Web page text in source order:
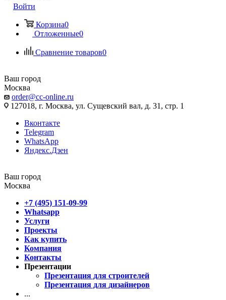
Войти
Корзина0
Отложенные0
Сравнение товаров0
Ваш город
Москва
order@cc-online.ru
127018, г. Москва, ул. Сущевский вал, д. 31, стр. 1
Вконтакте
Telegram
WhatsApp
Яндекс.Дзен
Ваш город
Москва
+7 (495) 151-09-99
Whatsapp
Услуги
Проекты
Как купить
Компания
Контакты
Презентации
Презентация для строителей
Презентация для дизайнеров
...